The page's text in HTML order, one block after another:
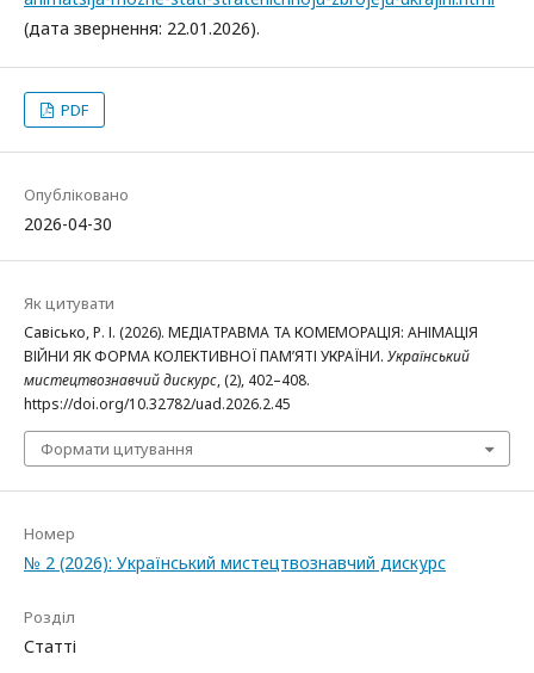
(дата звернення: 22.01.2026).
PDF
Опубліковано
2026-04-30
Як цитувати
Савісько, Р. І. (2026). МЕДІАТРАВМА ТА КОМЕМОРАЦІЯ: АНІМАЦІЯ
ВІЙНИ ЯК ФОРМА КОЛЕКТИВНОЇ ПАМ’ЯТІ УКРАЇНИ. Український
мистецтвознавчий дискурс, (2), 402–408.
https://doi.org/10.32782/uad.2026.2.45
Формати цитування
Номер
№ 2 (2026): Український мистецтвознавчий дискурс
Розділ
Статті